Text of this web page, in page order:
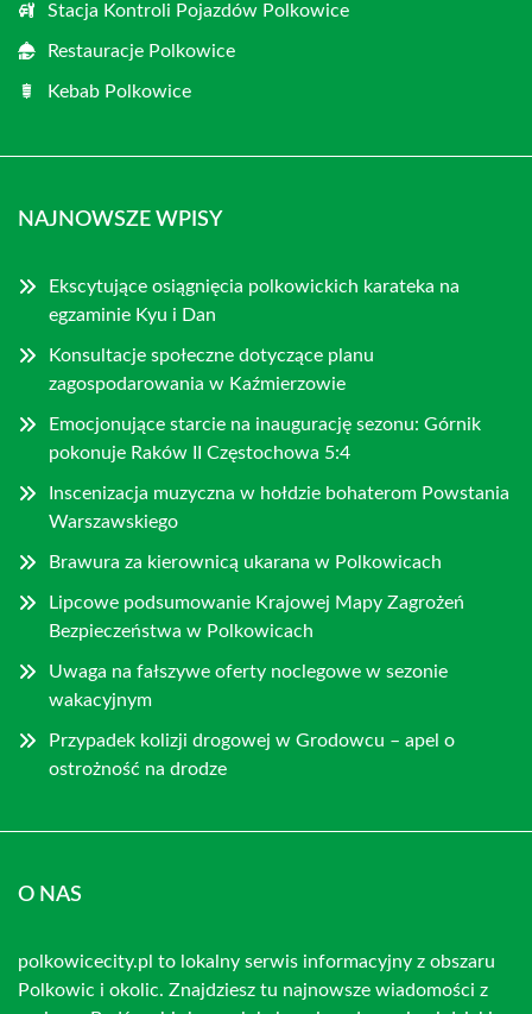
Stacja Kontroli Pojazdów Polkowice
Restauracje Polkowice
Kebab Polkowice
NAJNOWSZE WPISY
Ekscytujące osiągnięcia polkowickich karateka na
egzaminie Kyu i Dan
Konsultacje społeczne dotyczące planu
zagospodarowania w Kaźmierzowie
Emocjonujące starcie na inaugurację sezonu: Górnik
pokonuje Raków II Częstochowa 5:4
Inscenizacja muzyczna w hołdzie bohaterom Powstania
Warszawskiego
Brawura za kierownicą ukarana w Polkowicach
Lipcowe podsumowanie Krajowej Mapy Zagrożeń
Bezpieczeństwa w Polkowicach
Uwaga na fałszywe oferty noclegowe w sezonie
wakacyjnym
Przypadek kolizji drogowej w Grodowcu – apel o
ostrożność na drodze
O NAS
polkowicecity.pl to lokalny serwis informacyjny z obszaru
Polkowic i okolic. Znajdziesz tu najnowsze wiadomości z